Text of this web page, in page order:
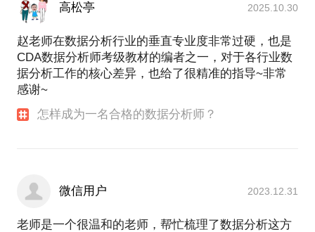
高松亭 2025.10.30
赵老师在数据分析行业的垂直专业度非常过硬，也是
CDA数据分析师考级教材的编者之一，对于各行业数
据分析工作的核心差异，也给了很精准的指导~非常
感谢~
怎样成为一名合格的数据分析师？
微信用户 2023.12.31
老师是一个很温和的老师，帮忙梳理了数据分析这方